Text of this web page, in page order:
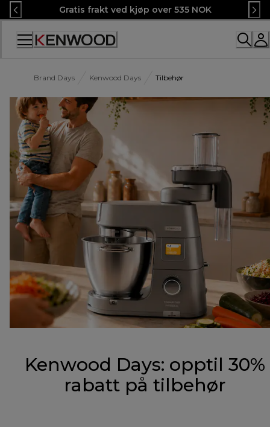
Skip
to
Content
Gratis frakt ved kjøp over 535 NOK
Brand Days Kenwood Days Tilbehør
Kenwood Days: opptil 30%
rabatt på tilbehør